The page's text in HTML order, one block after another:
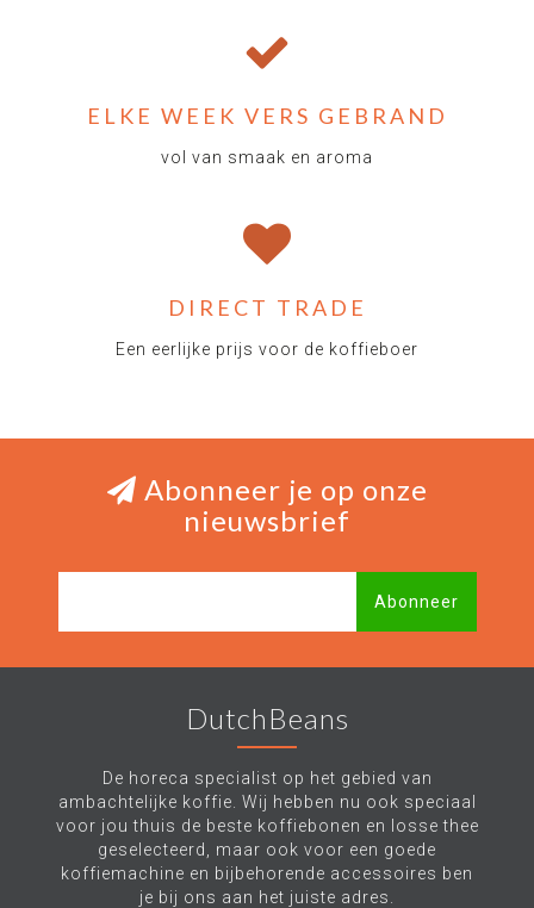
ELKE WEEK VERS GEBRAND
vol van smaak en aroma
DIRECT TRADE
Een eerlijke prijs voor de koffieboer
Abonneer je op onze
nieuwsbrief
Abonneer
DutchBeans
De horeca specialist op het gebied van
ambachtelijke koffie. Wij hebben nu ook speciaal
voor jou thuis de beste koffiebonen en losse thee
geselecteerd, maar ook voor een goede
koffiemachine en bijbehorende accessoires ben
je bij ons aan het juiste adres.